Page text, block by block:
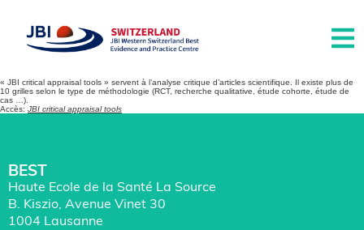
« JBI critical appraisal tools » servent à l’analyse critique d’articles scientifique. Il existe plus de
10 grilles selon le type de méthodologie (RCT, recherche qualitative, étude cohorte, étude de
cas …).
Accès: JBI critical appraisal tools
BEST
Haute Ecole de la Santé La Source
B. Kiszio, Avenue Vinet 30
1004 Lausanne